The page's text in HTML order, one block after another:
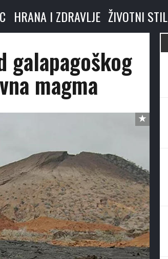
HRANA I ZDRAVLJE ŽIVOTNI STIL
galapagoškog
magma